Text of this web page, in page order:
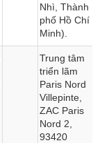
Nhì, Thành
phố Hồ Chí
Minh).
Trung tâm
triển lãm
Paris Nord
Villepinte,
ZAC Paris
Nord 2,
93420